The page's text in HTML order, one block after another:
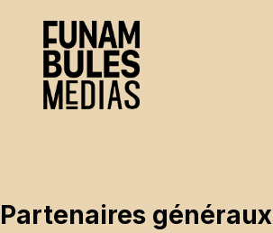
Partenaires généraux